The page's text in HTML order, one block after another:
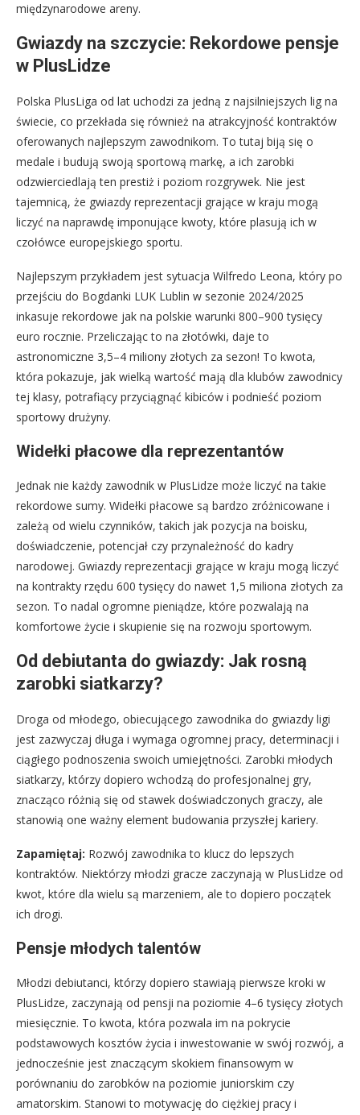
międzynarodowe areny.
Gwiazdy na szczycie: Rekordowe pensje
w PlusLidze
Polska PlusLiga od lat uchodzi za jedną z najsilniejszych lig na
świecie, co przekłada się również na atrakcyjność kontraktów
oferowanych najlepszym zawodnikom. To tutaj biją się o
medale i budują swoją sportową markę, a ich zarobki
odzwierciedlają ten prestiż i poziom rozgrywek. Nie jest
tajemnicą, że gwiazdy reprezentacji grające w kraju mogą
liczyć na naprawdę imponujące kwoty, które plasują ich w
czołówce europejskiego sportu.
Najlepszym przykładem jest sytuacja Wilfredo Leona, który po
przejściu do Bogdanki LUK Lublin w sezonie 2024/2025
inkasuje rekordowe jak na polskie warunki 800–900 tysięcy
euro rocznie. Przeliczając to na złotówki, daje to
astronomiczne 3,5–4 miliony złotych za sezon! To kwota,
która pokazuje, jak wielką wartość mają dla klubów zawodnicy
tej klasy, potrafiący przyciągnąć kibiców i podnieść poziom
sportowy drużyny.
Widełki płacowe dla reprezentantów
Jednak nie każdy zawodnik w PlusLidze może liczyć na takie
rekordowe sumy. Widełki płacowe są bardzo zróżnicowane i
zależą od wielu czynników, takich jak pozycja na boisku,
doświadczenie, potencjał czy przynależność do kadry
narodowej. Gwiazdy reprezentacji grające w kraju mogą liczyć
na kontrakty rzędu 600 tysięcy do nawet 1,5 miliona złotych za
sezon. To nadal ogromne pieniądze, które pozwalają na
komfortowe życie i skupienie się na rozwoju sportowym.
Od debiutanta do gwiazdy: Jak rosną
zarobki siatkarzy?
Droga od młodego, obiecującego zawodnika do gwiazdy ligi
jest zazwyczaj długa i wymaga ogromnej pracy, determinacji i
ciągłego podnoszenia swoich umiejętności. Zarobki młodych
siatkarzy, którzy dopiero wchodzą do profesjonalnej gry,
znacząco różnią się od stawek doświadczonych graczy, ale
stanowią one ważny element budowania przyszłej kariery.
Zapamiętaj: Rozwój zawodnika to klucz do lepszych
kontraktów. Niektórzy młodzi gracze zaczynają w PlusLidze od
kwot, które dla wielu są marzeniem, ale to dopiero początek
ich drogi.
Pensje młodych talentów
Młodzi debiutanci, którzy dopiero stawiają pierwsze kroki w
PlusLidze, zaczynają od pensji na poziomie 4–6 tysięcy złotych
miesięcznie. To kwota, która pozwala im na pokrycie
podstawowych kosztów życia i inwestowanie w swój rozwój, a
jednocześnie jest znaczącym skokiem finansowym w
porównaniu do zarobków na poziomie juniorskim czy
amatorskim. Stanowi to motywację do ciężkiej pracy i